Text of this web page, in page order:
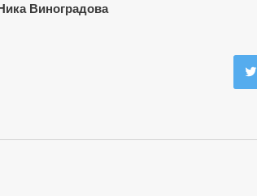
Виноградова